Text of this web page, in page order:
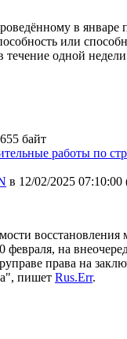
в январе
или
течение одной
байт
работы по
в 12/02/2025 07:10:00
февраля, на
права на
пишет Rus.Err.